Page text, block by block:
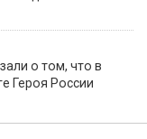
о том, что в
Героя России